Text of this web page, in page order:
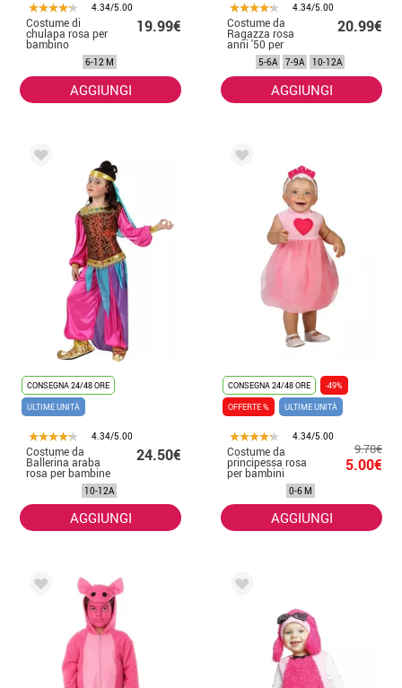
4.34/5.00
Costume di
chulapa rosa per
bambino
19.99€
6-12 M
AGGIUNGI
4.34/5.00
Costume da
Ragazza rosa
anni '50 per
bambina
20.99€
5-6A 7-9A 10-12A
AGGIUNGI
CONSEGNA 24/48 ORE
ULTIME UNITÀ
4.34/5.00
Costume da
Ballerina araba
rosa per bambine
24.50€
10-12A
AGGIUNGI
CONSEGNA 24/48 ORE
-49%
OFFERTE %
ULTIME UNITÀ
4.34/5.00
Costume da
principessa rosa
per bambini
9.78€
5.00€
0-6 M
AGGIUNGI